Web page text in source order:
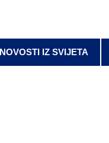
NOVOSTI IZ SVIJETA